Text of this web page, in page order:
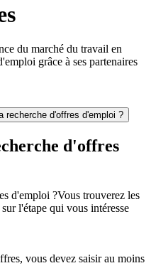
du marché du travail en
grâce à ses partenaires
recherche d'offres d'emploi ?
d'offres
d'emploi ?Vous trouverez les
l'étape qui vous intéresse
vous devez saisir au moins